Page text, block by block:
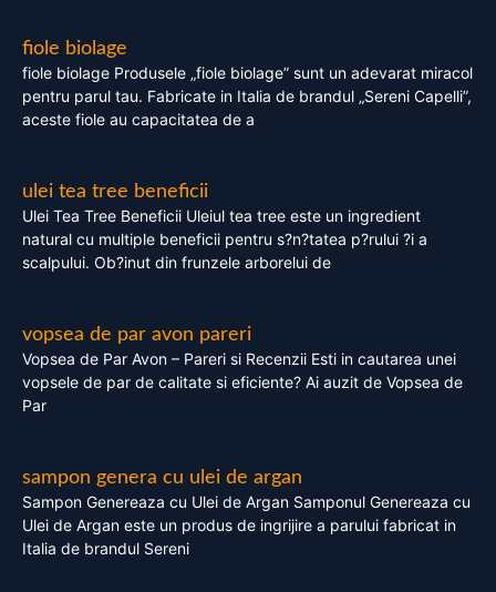
fiole biolage
fiole biolage Produsele „fiole biolage” sunt un adevarat miracol
pentru parul tau. Fabricate in Italia de brandul „Sereni Capelli”,
aceste fiole au capacitatea de a
ulei tea tree beneficii
Ulei Tea Tree Beneficii Uleiul tea tree este un ingredient
natural cu multiple beneficii pentru s?n?tatea p?rului ?i a
scalpului. Ob?inut din frunzele arborelui de
vopsea de par avon pareri
Vopsea de Par Avon – Pareri si Recenzii Esti in cautarea unei
vopsele de par de calitate si eficiente? Ai auzit de Vopsea de
Par
sampon genera cu ulei de argan
Sampon Genereaza cu Ulei de Argan Samponul Genereaza cu
Ulei de Argan este un produs de ingrijire a parului fabricat in
Italia de brandul Sereni